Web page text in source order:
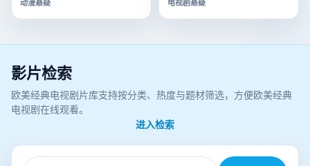
动漫悬疑 电视剧悬疑
影片检索
欧美经典电视剧片库支持按分类、热度与题材筛选，方便欧美经典
电视剧在线观看。
进入检索